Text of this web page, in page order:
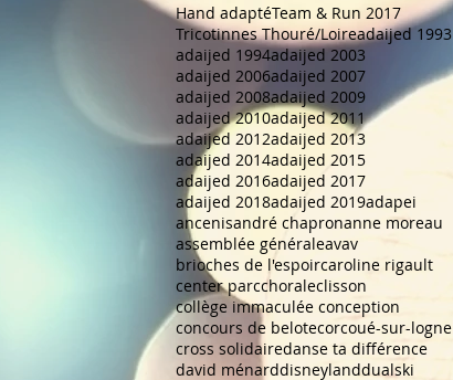
Hand adaptéTeam & Run 2017
Tricotinnes Thouré/Loireadaijed 1993
adaijed 1994adaijed 2003
adaijed 2006adaijed 2007
adaijed 2008adaijed 2009
adaijed 2010adaijed 2011
adaijed 2012adaijed 2013
adaijed 2014adaijed 2015
adaijed 2016adaijed 2017
adaijed 2018adaijed 2019adapei
ancenisandré chapronanne moreau
assemblée généraleavav
brioches de l'espoircaroline rigault
center parcchoraleclisson
collège immaculée conception
concours de belotecorcoué-sur-logne
cross solidairedanse ta différence
david ménarddisneylanddualski